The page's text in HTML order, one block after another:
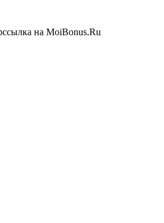
на MoiBonus.Ru